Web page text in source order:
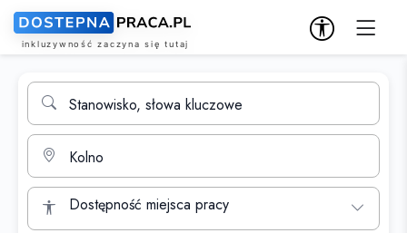
Wyszukiwarka ofert pracy
Stanowisko, słowa kluczowe
Miasto
Dostępność miejsca pracy